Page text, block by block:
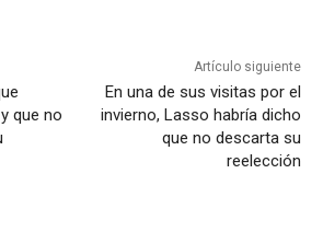
que no
Artículo siguiente
En una de sus visitas por el
invierno, Lasso habría dicho
que no descarta su
reelección